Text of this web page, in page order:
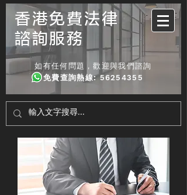
香港免費法律
諮詢服務
如有任何問題，歡迎與我們諮詢
免費查詢熱線:56254355